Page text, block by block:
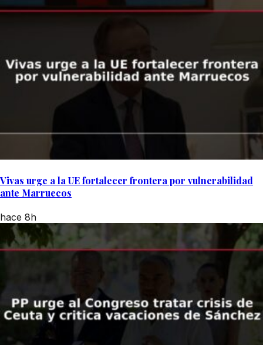
Vivas urge a la UE fortalecer frontera por vulnerabilidad
ante Marruecos
hace 8h